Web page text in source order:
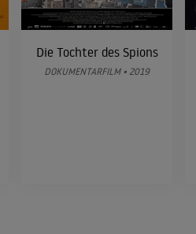
Die Tochter des Spions
DOKUMENTARFILM • 2019